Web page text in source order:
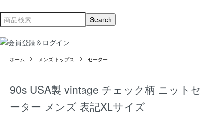
ホーム メンズ トップス セーター
90s USA製 vintage チェック柄 ニットセ
ーター メンズ 表記XLサイズ